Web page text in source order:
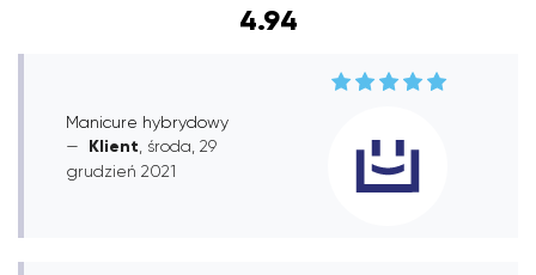
4.94
Manicure hybrydowy
Klient , środa, 29
grudzień 2021